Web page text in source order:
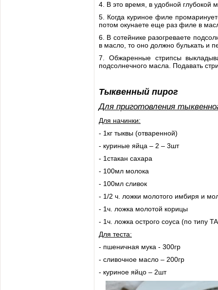
4. В это время, в удобной глубокой
5. Когда куриное филе
потом окунаете еще раз филе в
6. В сотейнике разогреваете
в масло, то оно должно булькать и
7. Обжаренные стрипсы
подсолнечного масла. Подавать
Тыквенный пирог
Для приготовления
Для начинки:
- 1кг тыквы (отваренной)
- куриные яйца – 2 – 3шт
- 1стакан сахара
- 100мл молока
- 100мл сливок
- 1/2 ч. ложки молотого имбиря и
- 1ч. ложка молотой корицы
- 1ч. ложка острого соуса (по типу
Для теста:
- пшеничная мука - 300гр
- сливочное масло – 200гр
- куриное яйцо – 2шт